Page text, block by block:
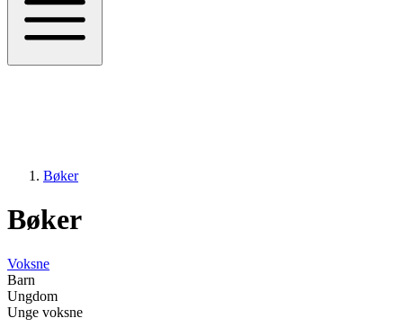
Bøker
Bøker
Voksne
Barn
Ungdom
Unge voksne